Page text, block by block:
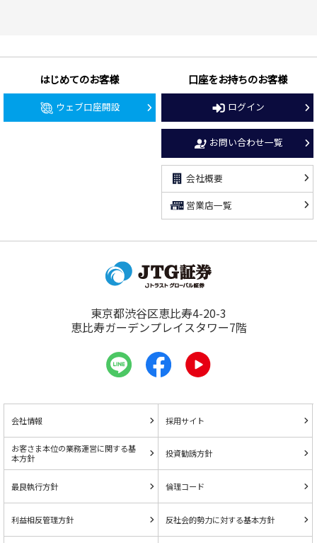
はじめてのお客様
ウェブ口座開設
口座をお持ちのお客様
ログイン
お問い合わせ一覧
会社概要
営業店一覧
東京都渋谷区恵比寿4-20-3
恵比寿ガーデンプレイスタワー7階
会社情報 採用サイト
お客さま本位の業務運営に関する基
本方針
投資勧誘方針
最良執行方針 倫理コード
利益相反管理方針 反社会的勢力に対する基本方針